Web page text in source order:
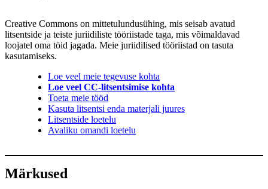
Creative Commons on mittetulundusühing, mis seisab avatud
litsentside ja teiste juriidiliste tööriistade taga, mis võimaldavad
loojatel oma töid jagada. Meie juriidilised tööriistad on tasuta
kasutamiseks.
Loe veel meie tegevuse kohta
Loe veel CC-litsentsimise kohta
Toeta meie tööd
Kasuta litsentsi enda materjali juures
Litsentside loetelu
Avaliku omandi loetelu
Märkused